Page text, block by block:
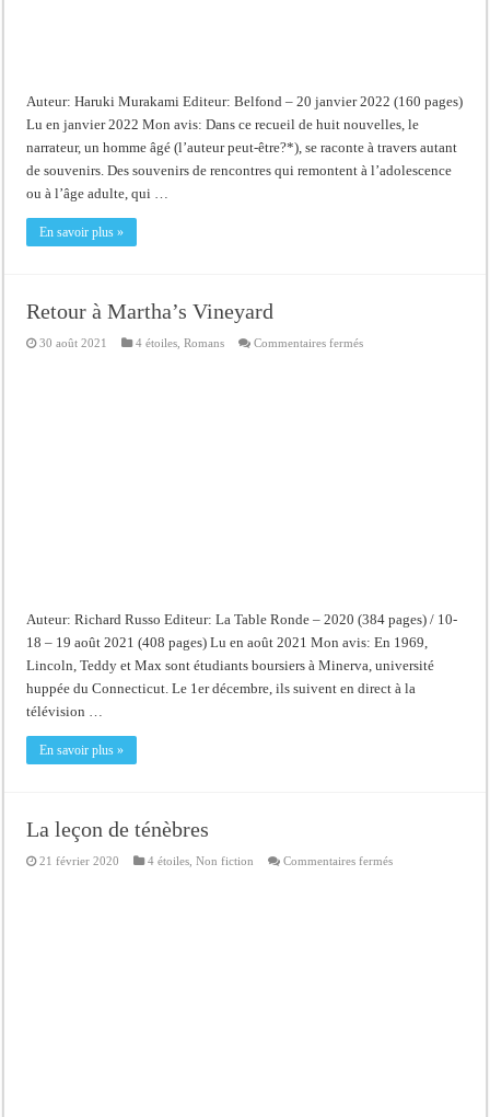
Auteur: Haruki Murakami Editeur: Belfond – 20 janvier 2022 (160 pages)
Lu en janvier 2022 Mon avis: Dans ce recueil de huit nouvelles, le
narrateur, un homme âgé (l’auteur peut-être?*), se raconte à travers autant
de souvenirs. Des souvenirs de rencontres qui remontent à l’adolescence
ou à l’âge adulte, qui …
En savoir plus »
Retour à Martha’s Vineyard
30 août 2021 4 étoiles ,Romans Commentaires ferméssur
Auteur: Richard Russo Editeur: La Table Ronde – 2020 (384 pages) / 10-
18 – 19 août 2021 (408 pages) Lu en août 2021 Mon avis: En 1969,
Lincoln, Teddy et Max sont étudiants boursiers à Minerva, université
huppée du Connecticut. Le 1er décembre, ils suivent en direct à la
télévision …
En savoir plus »
La leçon de ténèbres
21 février 2020 4 étoiles,Non fiction Commentaires ferméssur